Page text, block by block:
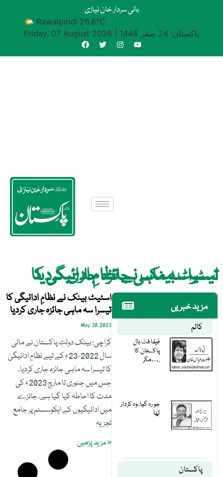
بانی سردار خان نیازی
🌤 Rawalpindi 26.8°C
Friday, 07 August 2026
پاکستان: 24 صفر 1448
اسٹیٹ بینک نے نظامِ ادائیگی کا تیسرا سہ ماہی جائزہ جاری کردیا
مزید خبریں
کالم
فیفا فٹ بال
پاکستان کا
مگر….
جو رہ گیا، وہ کردار
تھا
پاکستان
اسٹیٹ بینک نے نظامِ ادائیگی کا
تیسرا سہ ماہی جائزہ جاری کردیا
May 30, 2023
کراچی: بینک دولتِ پاکستان نے مالی
سال 2022-23ء کے لیے نظامِ ادائیگی
کا تیسرا سہ ماہی جائزہ جاری کردیا،
جس میں جنوری تا مارچ 2023ء کی
مدت کا احاطہ کیا گیا ہے، جائزے
میں ادائیگیوں کے ایکوسسٹم پر جامع
تجزیہ
« مزید پڑھیں